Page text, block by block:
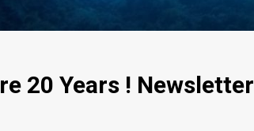
20 Years ! Newsletter